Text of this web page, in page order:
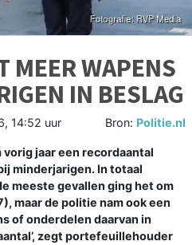
MEER WAPENS
IN BESLAG
14:52 uur Bron: Politie.nl
vorig jaar een recordaantal
minderjarigen. In totaal
meeste gevallen ging het om
maar de politie nam ook een
of onderdelen daarvan in
zegt portefeuillehouder